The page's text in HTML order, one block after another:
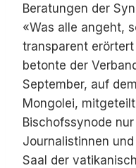
Beratungen der
«Was alle angeht,
transparent
betonte der
September, auf
Mongolei,
Bischofssynode
Journalistinnen
Saal der